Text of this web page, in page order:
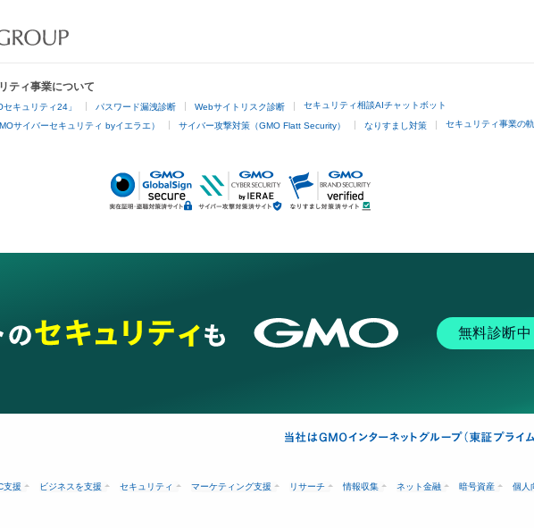
ティ事業について
キュリティ24」 パスワード漏洩診断 Webサイトリスク診断 セキュリティ相談AIチャットボット
サイバーセキュリティ byイエラエ） サイバー攻撃対策（GMO Flatt Security） なりすまし対策 セキュリティ事業の
無料診断中
支援 ビジネスを支援 セキュリティ マーケティング支援 リサーチ 情報収集 ネット金融 暗号資産 個人